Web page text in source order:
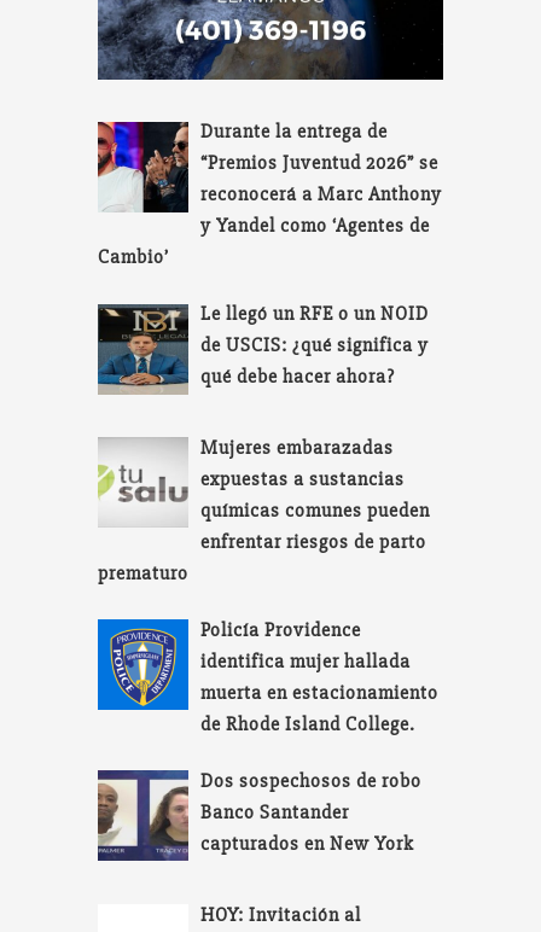
Durante la entrega de
“Premios Juventud 2026” se
reconocerá a Marc Anthony
y Yandel como ‘Agentes de
Cambio’
Le llegó un RFE o un NOID
de USCIS: ¿qué significa y
qué debe hacer ahora?
Mujeres embarazadas
expuestas a sustancias
químicas comunes pueden
enfrentar riesgos de parto
prematuro
Policía Providence
identifica mujer hallada
muerta en estacionamiento
de Rhode Island College.
Dos sospechosos de robo
Banco Santander
capturados en New York
HOY: Invitación al